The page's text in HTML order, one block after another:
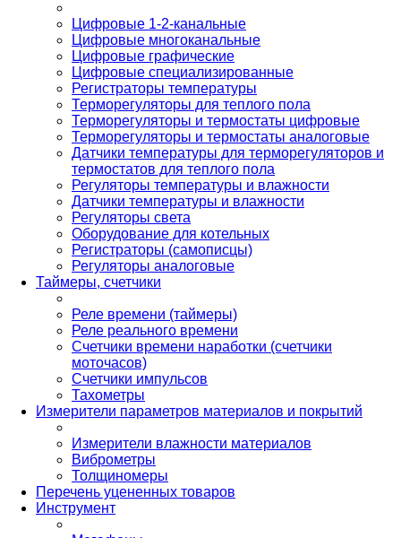
Цифровые 1-2-канальные
Цифровые многоканальные
Цифровые графические
Цифровые специализированные
Регистраторы температуры
Терморегуляторы для теплого пола
Терморегуляторы и термостаты цифровые
Терморегуляторы и термостаты аналоговые
Датчики температуры для терморегуляторов и
термостатов для теплого пола
Регуляторы температуры и влажности
Датчики температуры и влажности
Регуляторы света
Оборудование для котельных
Регистраторы (самописцы)
Регуляторы аналоговые
Таймеры, счетчики
Реле времени (таймеры)
Реле реального времени
Счетчики времени наработки (счетчики
моточасов)
Счетчики импульсов
Тахометры
Измерители параметров материалов и покрытий
Измерители влажности материалов
Виброметры
Толщиномеры
Перечень уцененных товаров
Инструмент